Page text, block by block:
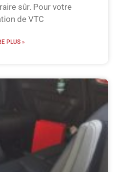
sûr. Pour votre
de VTC
PLUS »